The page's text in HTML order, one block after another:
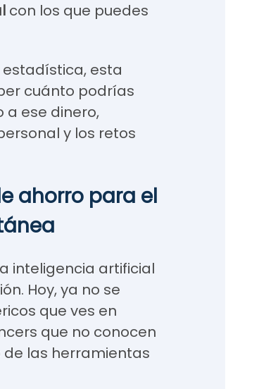
con los que puedes
esta
cuánto podrías
ese dinero,
y los retos
ahorro para el
inteligencia artificial
Hoy, ya no se
que ves en
que no conocen
las herramientas